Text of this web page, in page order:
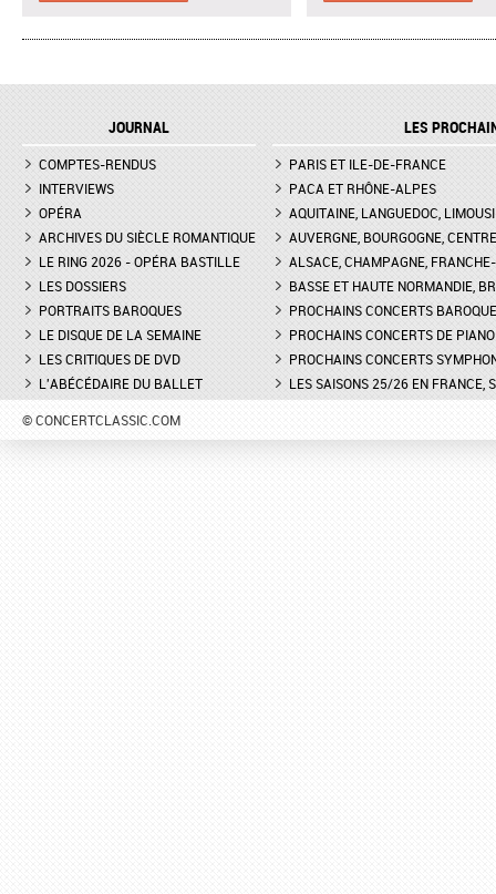
L'ENLÈVEMENT AU SÉRAIL AU
- INTERVIEW DE MANON
LA GRANDE DUCHESSE DE
GÉROLSTEIN D'OFFENBACH AU
THÉÂTRE DE L'ODÉON DE
MARSEILLE - INTERVIEW D'YVES
COUDRAY, METTEUR EN SCÈN
DON GIOVANNI À L'OPÉRA DE
MONTPELLIER - EXTRAIT DE
"TREMA, TREMA, O SCELLERATO!"
MARTINA MEOLA
BUNIATISHVILI AU
D'ANTHÉRON
FESTIVAL DE PIANO DE
ROQUE D'ANTHÉON -
DE LA PRÉSENTATION
PIANOS
FESTIVAL CHOPIN À
INTERVIEW DE CLAIRE-
GUAY
JOURNAL
COMPTES-RENDUS
INTERVIEWS
OPÉRA
ARCHIVES DU SIÈCLE ROMANTIQUE
LE RING 2026 - OPÉRA BASTILLE
LES DOSSIERS
PORTRAITS BAROQUES
LE DISQUE DE LA SEMAINE
LES CRITIQUES DE DVD
L'ABÉCÉDAIRE DU BALLET
LES
PARIS ET ILE-DE-FRANCE
PACA ET RHÔNE-ALPES
AQUITAINE, LANGUEDOC,
AUVERGNE, BOURGOGNE, CENTRE
ALSACE, CHAMPAGNE,
BASSE ET HAUTE NORMANDIE,
PROCHAINS CONCERTS
PROCHAINS CONCERTS DE PIANO
PROCHAINS CONCERTS
LES SAISONS 25/26 EN FRANCE,
© CONCERTCLASSIC.COM